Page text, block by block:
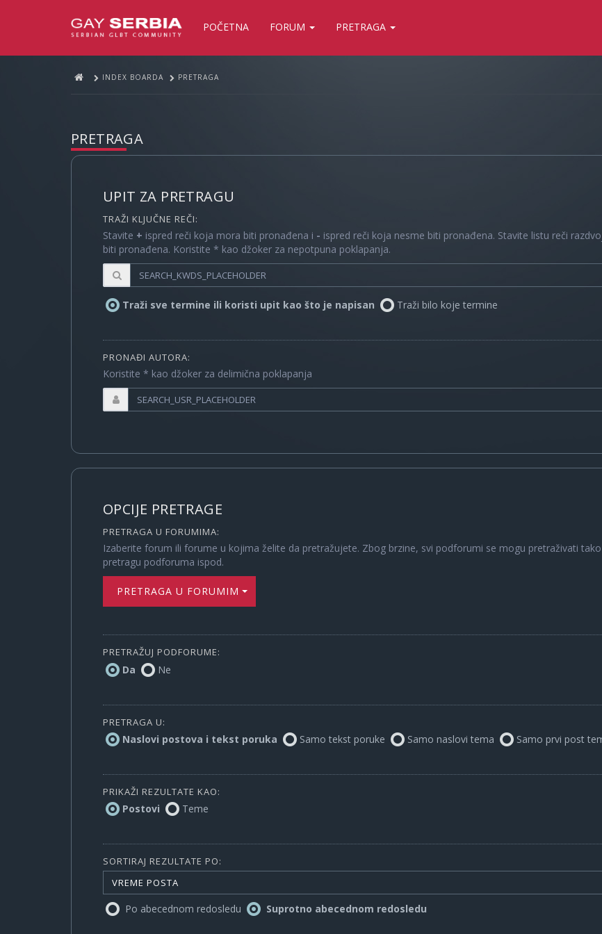
POČETNA FORUM PRETRAGA
INDEX BOARDA PRETRAGA
PRETRAGA
UPIT ZA PRETRAGU
TRAŽI KLJUČNE REČI:
Stavite + ispred reči koja mora biti pronađena i - ispred reči koja nesme biti pronađena. Stavite listu reči
biti pronađena. Koristite * kao džoker za nepotpuna poklapanja.
Traži sve termine ili koristi upit kao što je napisan Traži bilo koje termine
PRONAĐI AUTORA:
Koristite * kao džoker za delimična poklapanja
OPCIJE PRETRAGE
PRETRAGA U FORUMIMA:
Izaberite forum ili forume u kojima želite da pretražujete. Zbog brzine, svi podforumi se mogu pretraživati
pretragu podforuma ispod.
PRETRAGA U FORUMIMA
PRETRAŽUJ PODFORUME:
Da Ne
PRETRAGA U:
Naslovi postova i tekst poruka Samo tekst poruke Samo naslovi tema Samo prvi post
PRIKAŽI REZULTATE KAO:
Postovi Teme
SORTIRAJ REZULTATE PO:
VREME POSTA
Po abecednom redosledu Suprotno abecednom redosledu